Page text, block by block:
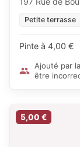
Petite terrasse
Pinte à 4,00 €
Ajouté par
être
5,00 €